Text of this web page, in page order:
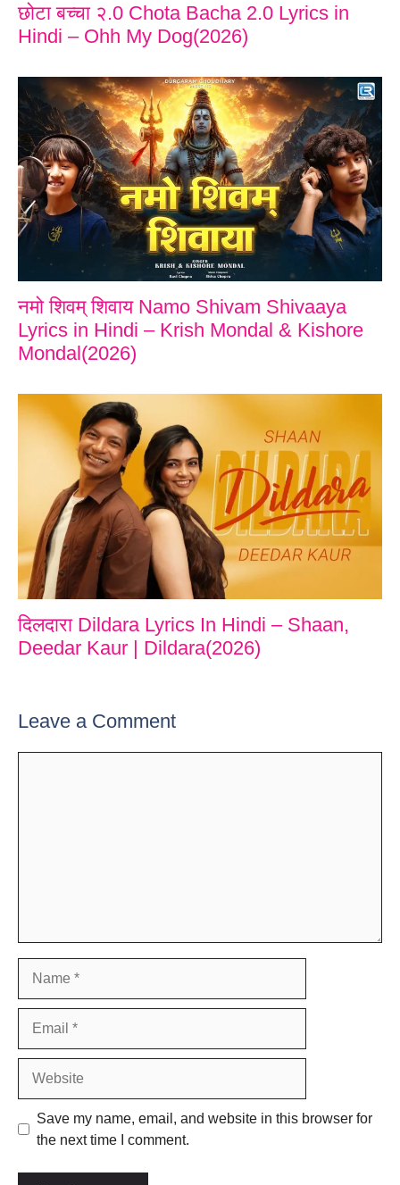
छोटा बच्चा २.0 Chota Bacha 2.0 Lyrics in
Hindi – Ohh My Dog(2026)
नमो शिवम् शिवाय Namo Shivam Shivaaya
Lyrics in Hindi – Krish Mondal & Kishore
Mondal(2026)
दिलदारा Dildara Lyrics In Hindi – Shaan,
Deedar Kaur | Dildara(2026)
Leave a Comment
Save my name, email, and website in this browser for
the next time I comment.